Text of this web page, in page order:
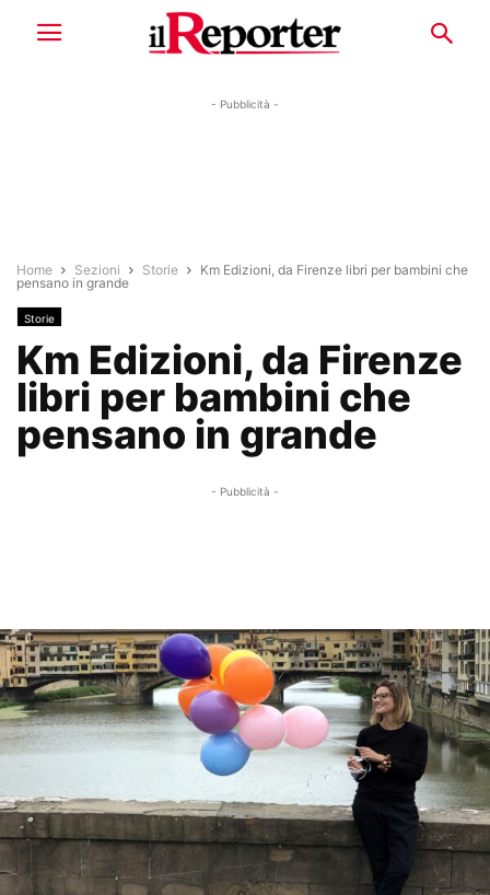
- Pubblicità -
Home Sezioni Storie
Km Edizioni, da Firenze libri per bambini che
pensano in grande
Storie
Km Edizioni, da Firenze
libri per bambini che
pensano in grande
- Pubblicità -